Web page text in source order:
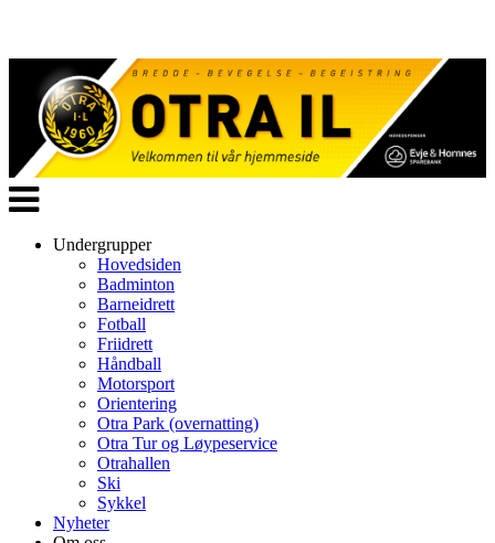
Veksle
navigasjon
Undergrupper
Hovedsiden
Badminton
Barneidrett
Fotball
Friidrett
Håndball
Motorsport
Orientering
Otra Park (overnatting)
Otra Tur og Løypeservice
Otrahallen
Ski
Sykkel
Nyheter